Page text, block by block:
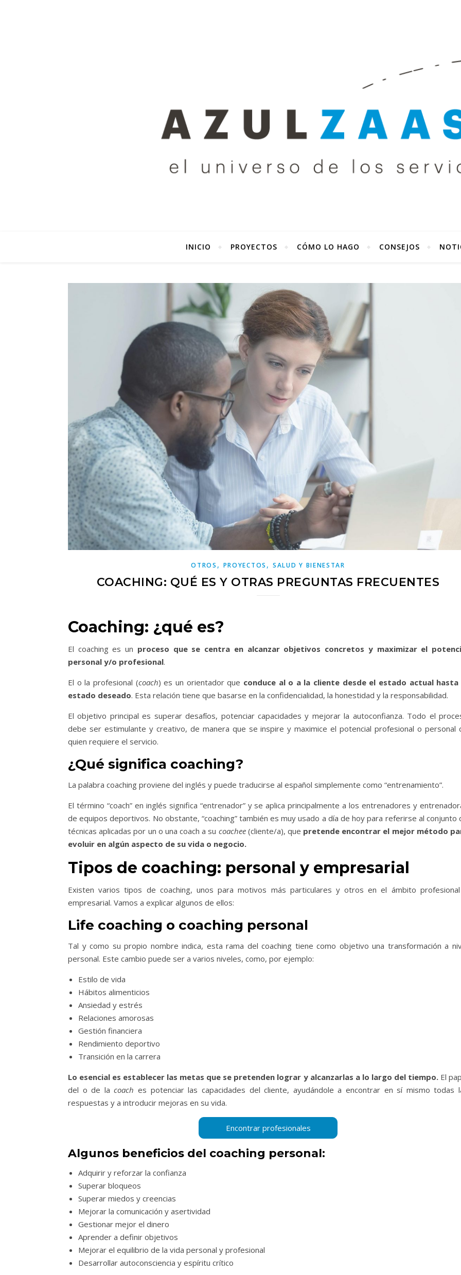
INICIO PROYECTOS CÓMO LO HAGO CONSEJOS
OTROS , PROYECTOS , SALUD Y BIENESTAR
COACHING: QUÉ ES Y OTRAS PREGUNTAS FRECUENTES
Coaching: ¿qué es?
El coaching es un proceso que se centra en alcanzar objetivos concretos y maximizar el
personal y/o profesional.
El o la profesional (coach) es un orientador que conduce al o a la cliente desde el estado actual hasta
estado deseado. Esta relación tiene que basarse en la confidencialidad, la honestidad y la responsabilidad.
El objetivo principal es superar desafíos, potenciar capacidades y mejorar la autoconfianza. Todo el
debe ser estimulante y creativo, de manera que se inspire y maximice el potencial profesional o personal
quien requiere el servicio.
¿Qué significa coaching?
La palabra coaching proviene del inglés y puede traducirse al español simplemente como “entrenamiento”.
El término “coach” en inglés significa “entrenador” y se aplica principalmente a los entrenadores y
de equipos deportivos. No obstante, “coaching” también es muy usado a día de hoy para referirse al conjunto
técnicas aplicadas por un o una coach a su coachee(cliente/a), que pretende encontrar el mejor método
evoluir en algún aspecto de su vida o negocio.
Tipos de coaching: personal y empresarial
Existen varios tipos de coaching, unos para motivos más particulares y otros en el ámbito
empresarial. Vamos a explicar algunos de ellos:
Life coaching o coaching personal
Tal y como su propio nombre indica, esta rama del coaching tiene como objetivo una transformación a
personal. Este cambio puede ser a varios niveles, como, por ejemplo:
Estilo de vida
Hábitos alimenticios
Ansiedad y estrés
Relaciones amorosas
Gestión financiera
Rendimiento deportivo
Transición en la carrera
Lo esencial es establecer las metas que se pretenden lograr y alcanzarlas a lo largo del tiempo.El
del o de lacoach es potenciar las capacidades del cliente, ayudándole a encontrar en sí mismo todas
respuestas y a introducir mejoras en su vida.
Algunos beneficios del coaching personal:
Adquirir y reforzar la confianza
Superar bloqueos
Superar miedos y creencias
Mejorar la comunicación y asertividad
Gestionar mejor el dinero
Aprender a definir objetivos
Mejorar el equilibrio de la vida personal y profesional
Desarrollar autoconsciencia y espíritu crítico